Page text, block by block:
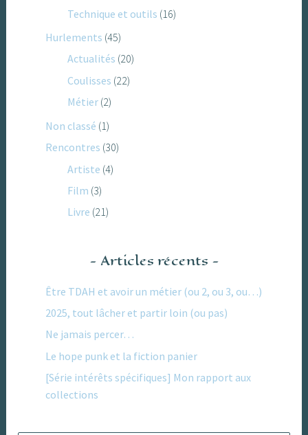
Technique et outils (16)
Hurlements (45)
Actualités (20)
Coulisses (22)
Métier (2)
Non classé (1)
Rencontres (30)
Artiste (4)
Film (3)
Livre (21)
Articles récents
Être TDAH et avoir un métier (ou 2, ou 3, ou…)
2025, tout lâcher et partir loin (ou pas)
Ne jamais percer…
Le hope punk et la fiction panier
[Série intérêts spécifiques] Mon rapport aux
collections